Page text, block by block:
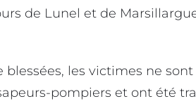
de Lunel et de
les victimes ne
pompiers et ont été